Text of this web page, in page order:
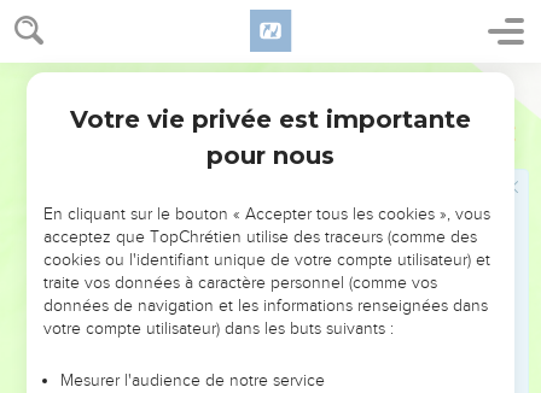
2 Timothée Introduction
laissés à Troas (4.13). Mais il n’est pas sûr de le revoir : il sait
que « le moment de son départ est arrivé » (4.6). Aussi ce
texte a-t-il des allures de testament : le regard de Paul se
pose à la fois sur son passé (ses souvenirs : 1.5-6,11 ; 3.10-11),
La lettre contient donc de nombreuses directives sur ce que
Timothée devra faire pour rester fidèle à l’enseignement
reçu. Dans la situation de persécution qui a amené Paul en
prison, et en raison des enseignements erronés qui
encouragements (ch. 1) pour supporter la souffrance (2.1-13)
Votre vie privée est importante
pour nous
En cliquant sur le bouton « Accepter tous les cookies », vous
acceptez que TopChrétien utilise des traceurs (comme des
cookies ou l'identifiant unique de votre compte utilisateur) et
traite vos données à caractère personnel (comme vos
données de navigation et les informations renseignées dans
votre compte utilisateur) dans les buts suivants :
Mesurer l'audience de notre service